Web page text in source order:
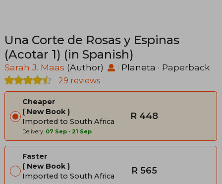
Una Corte de Rosas y Espinas
(Acotar 1) (in Spanish)
Sarah J. Maas (Author) · Planeta · Paperback
29 reviews
Cheaper
New Book
Imported to South Africa
Delivery: 07 Sep - 21 Sep
R 448
Faster
New Book
Imported to South Africa
R 565